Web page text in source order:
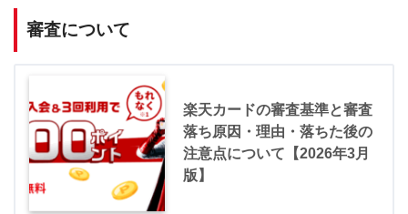
審査について
楽天カードの審査基準と審査
落ち原因・理由・落ちた後の
注意点について【2026年3月
版】